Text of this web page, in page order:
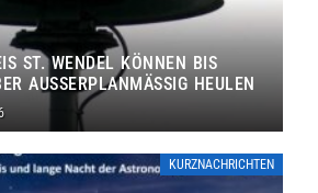
ST. WENDEL KÖNNEN BIS
AUSSERPLANMÄSSIG HEULEN
KURZNACHRICHTEN